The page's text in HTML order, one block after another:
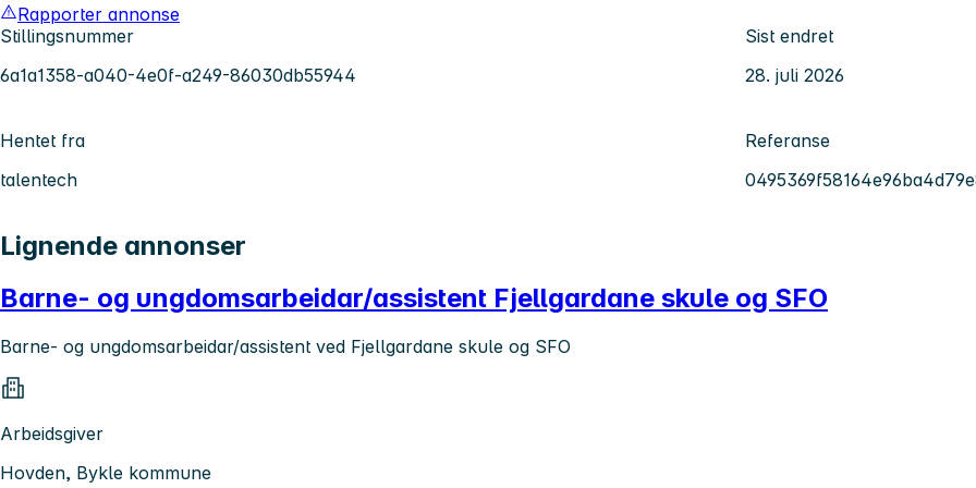
Rapporter annonse
Stillingsnummer
6a1a1358-a040-4e0f-a249-86030db55944
Sist endret
28. juli 2026
Hentet fra
talentech
Referanse
Lignende annonser
Barne- og ungdomsarbeidar/assistent Fjellgardane skule og SFO
Barne- og ungdomsarbeidar/assistent ved Fjellgardane skule og SFO
Arbeidsgiver
Hovden, Bykle kommune